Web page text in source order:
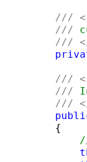
///
///
///
///
///
///
{